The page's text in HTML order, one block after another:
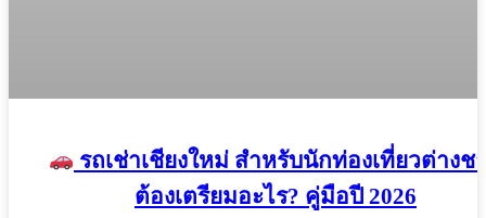
รถเช่าเชียงใหม่ สำหรับนักท่องเที่ยวต่างช
ต้องเตรียมอะไร? คู่มือปี 2026